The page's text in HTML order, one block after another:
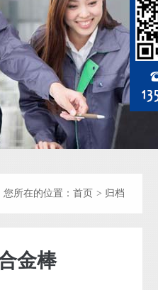
首页 > 归档
您所在的位置：
金棒